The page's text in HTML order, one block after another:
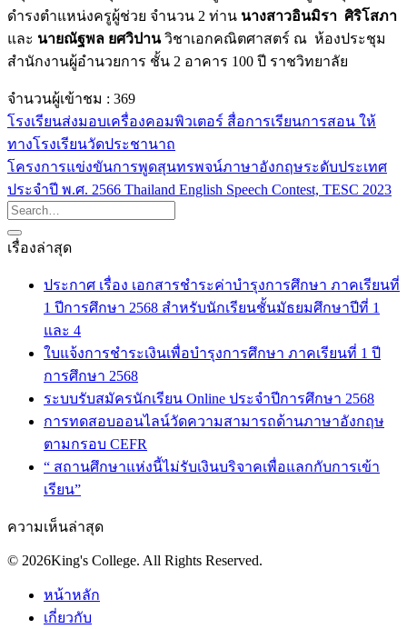
ดำรงตำแหน่งครูผู้ช่วย จำนวน 2 ท่าน นางสาวอินมิรา ศิริโสภา
และ นายณัฐพล ยศวิปานวิชาเอกคณิตศาสตร์ ณ ห้องประชุม
สำนักงานผู้อำนวยการ ชั้น 2 อาคาร 100 ปี ราชวิทยาลัย
จำนวนผู้เข้าชม : 369
โรงเรียนส่งมอบเครื่องคอมพิวเตอร์ สื่อการเรียนการสอน ให้
ทางโรงเรียนวัดประชานาถ
โครงการแข่งขันการพูดสุนทรพจน์ภาษาอังกฤษระดับประเทศ
ประจำปี พ.ศ. 2566 Thailand English Speech Contest, TESC 2023
เรื่องล่าสุด
ประกาศ เรื่อง เอกสารชำระค่าบำรุงการศึกษา ภาคเรียนที่
1 ปีการศึกษา 2568 สำหรับนักเรียนชั้นมัธยมศึกษาปีที่ 1
และ 4
ใบแจ้งการชำระเงินเพื่อบำรุงการศึกษา ภาคเรียนที่ 1 ปี
การศึกษา 2568
ระบบรับสมัครนักเรียน Online ประจำปีการศึกษา 2568
การทดสอบออนไลน์วัดความสามารถด้านภาษาอังกฤษ
ตามกรอบ CEFR
“ สถานศึกษาแห่งนี้ไม่รับเงินบริจาคเพื่อแลกกับการเข้า
เรียน”
ความเห็นล่าสุด
© 2026King's College. All Rights Reserved.
หน้าหลัก
เกี่ยวกับ